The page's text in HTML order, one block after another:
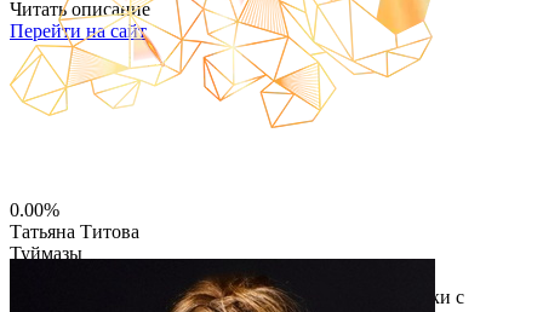
Читать описание
Перейти на сайт
0.00%
Татьяна Титова
Туймазы
ИП Титова Татьяна Васильевна
Строительство автомобильных дорог, ИЖС и сделки с